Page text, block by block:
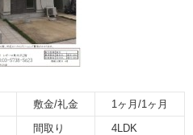
敷金/礼金
1ヶ月/1ヶ月
間取り
4LDK